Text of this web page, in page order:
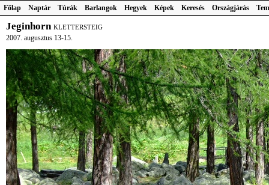
Főlap Naptár Túrák Barlangok Hegyek Képek Keresés Országjárás
Jeginhorn KLETTERSTEIG
2007. augusztus 13-15.